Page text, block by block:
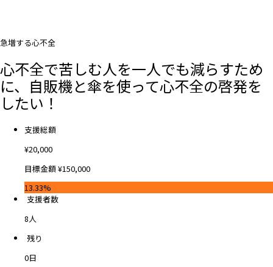
急増する心不全
心不全で苦しむ人を一人でも減らすため
に、自販機と傘を使って心不全の啓発を
したい！
支援総額
¥20,000
目標金額¥150,000
13.33%
支援者数
8人
残り
0日